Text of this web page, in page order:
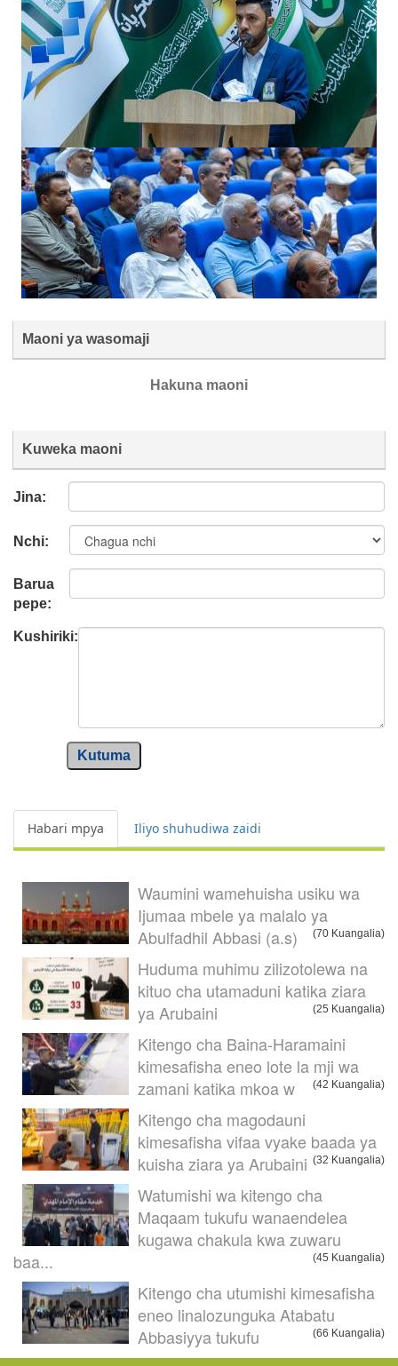
Maoni ya wasomaji
Hakuna maoni
Kuweka maoni
Jina:
Nchi:
Barua
pepe:
Kushiriki:
Kutuma
Habari mpya Iliyo shuhudiwa zaidi
Waumini wamehuisha usiku wa
Ijumaa mbele ya malalo ya
Abulfadhil Abbasi (a.s)
(70 Kuangalia)
Huduma muhimu zilizotolewa na
kituo cha utamaduni katika ziara
ya Arubaini
(25 Kuangalia)
Kitengo cha Baina-Haramaini
kimesafisha eneo lote la mji wa
zamani katika mkoa w
(42 Kuangalia)
Kitengo cha magodauni
kimesafisha vifaa vyake baada ya
kuisha ziara ya Arubaini (32 Kuangalia)
Watumishi wa kitengo cha
Maqaam tukufu wanaendelea
kugawa chakula kwa zuwaru
baa...
(45 Kuangalia)
Kitengo cha utumishi kimesafisha
eneo linalozunguka Atabatu
Abbasiyya tukufu
(66 Kuangalia)